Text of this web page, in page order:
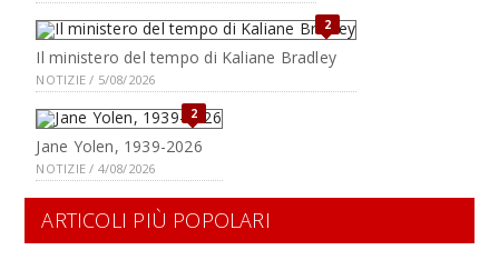
2
Il ministero del tempo di Kaliane Bradley
NOTIZIE / 5/08/2026
2
Jane Yolen, 1939-2026
NOTIZIE / 4/08/2026
ARTICOLI PIÙ POPOLARI